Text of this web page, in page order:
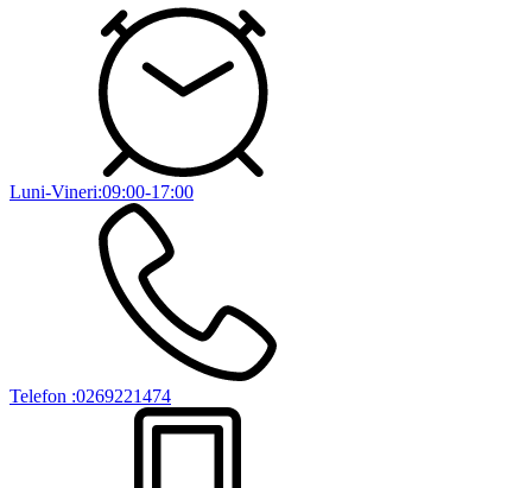
Luni-Vineri:09:00-17:00
Telefon :0269221474